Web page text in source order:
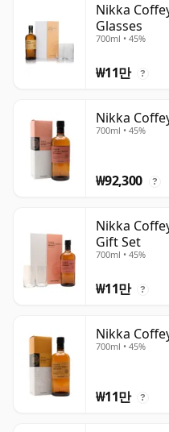
Nikka
Glasses
700ml • 45%
₩11만 ?
Nikka
700ml • 45%
₩92,300 ?
Nikka
Gift Set
700ml • 45%
₩11만 ?
Nikka
700ml • 45%
₩11만 ?